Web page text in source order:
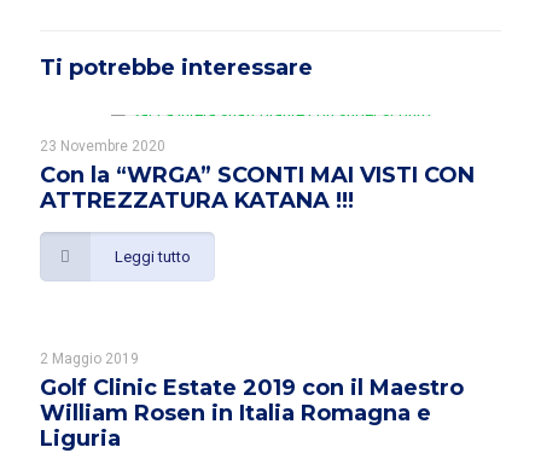
Ti potrebbe interessare
23 Novembre 2020
Con la “WRGA” SCONTI MAI VISTI CON
ATTREZZATURA KATANA !!!
Leggi tutto
2 Maggio 2019
Golf Clinic Estate 2019 con il Maestro
William Rosen in Italia Romagna e
Liguria